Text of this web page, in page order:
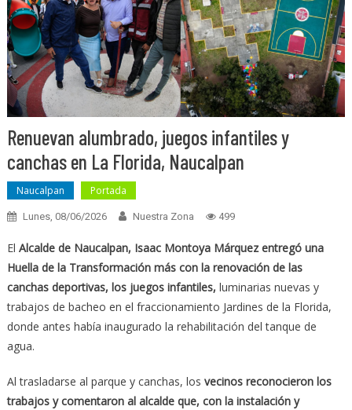
Renuevan alumbrado, juegos infantiles y
canchas en La Florida, Naucalpan
Naucalpan Portada
Lunes, 08/06/2026 Nuestra Zona 499
El Alcalde de Naucalpan, Isaac Montoya Márquez entregó una
Huella de la Transformación más con la renovación de las
canchas deportivas, los juegos infantiles, luminarias nuevas y
trabajos de bacheo en el fraccionamiento Jardines de la Florida,
donde antes había inaugurado la rehabilitación del tanque de
agua.
Al trasladarse al parque y canchas, los vecinos reconocieron los
trabajos y comentaron al alcalde que, con la instalación y